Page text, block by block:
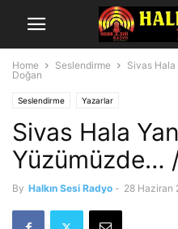
Home Seslendirme
Sivas
Doğan
Seslendirme Yazarlar
Sivas Hala
Yüzümüzde…
By Halkın Sesi Radyo - 28 Haziran